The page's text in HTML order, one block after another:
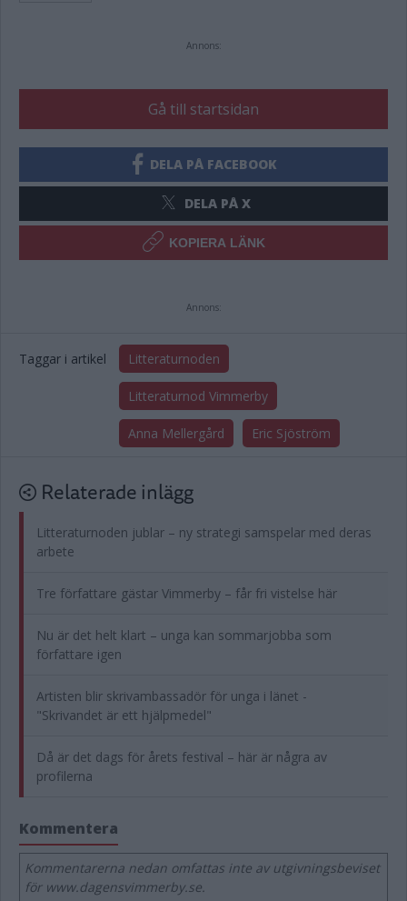
Annons:
Gå till startsidan
DELA PÅ FACEBOOK
DELA PÅ X
KOPIERA LÄNK
Annons:
Taggar i artikel Litteraturnoden
Litteraturnod Vimmerby
Anna Mellergård Eric Sjöström
Relaterade inlägg
Litteraturnoden jublar – ny strategi samspelar med deras
arbete
Tre författare gästar Vimmerby – får fri vistelse här
Nu är det helt klart – unga kan sommarjobba som
författare igen
Artisten blir skrivambassadör för unga i länet -
"Skrivandet är ett hjälpmedel"
Då är det dags för årets festival – här är några av
profilerna
Kommentera
Kommentarerna nedan omfattas inte av utgivningsbeviset
för www.dagensvimmerby.se.